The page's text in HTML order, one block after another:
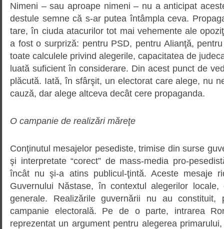
Nimeni – sau aproape nimeni – nu a anticipat
destule semne că s-ar putea întâmpla ceva.
tare, în ciuda atacurilor tot mai vehemente ale
a fost o surpriză: pentru PSD, pentru Alianţă,
toate calculele privind alegerile, capacitatea de
luată suficient în considerare. Din acest punct de
plăcută. Iată, în sfârşit, un electorat care alege, nu
cauză, dar alege altceva decât cere propaganda.
O campanie de realizări măreţe
Conţinutul mesajelor pesediste, trimise din surse
şi interpretate “corect” de mass-media pro-
încât nu şi-a atins publicul-ţintă. Aceste mesaje
Guvernului Năstase, în contextul alegerilor
generale. Realizările guvernării nu au constituit,
campanie electorală. Pe de o parte, intrarea
reprezentat un argument pentru alegerea